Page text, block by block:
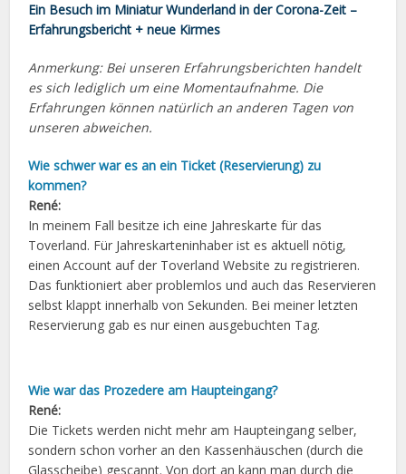
Ein Besuch im Miniatur Wunderland in der Corona-Zeit –
Erfahrungsbericht + neue Kirmes
Anmerkung: Bei unseren Erfahrungsberichten handelt
es sich lediglich um eine Momentaufnahme. Die
Erfahrungen können natürlich an anderen Tagen von
unseren abweichen.
Wie schwer war es an ein Ticket (Reservierung) zu
kommen?
René:
In meinem Fall besitze ich eine Jahreskarte für das
Toverland. Für Jahreskarteninhaber ist es aktuell nötig,
einen Account auf der Toverland Website zu registrieren.
Das funktioniert aber problemlos und auch das Reservieren
selbst klappt innerhalb von Sekunden. Bei meiner letzten
Reservierung gab es nur einen ausgebuchten Tag.
Wie war das Prozedere am Haupteingang?
René:
Die Tickets werden nicht mehr am Haupteingang selber,
sondern schon vorher an den Kassenhäuschen (durch die
Glasscheibe) gescannt. Von dort an kann man durch die